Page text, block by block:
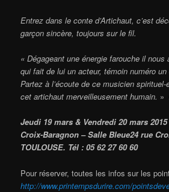
Entrez dans le conte d’Artichaut, c’est
garçon sincère, toujours sur le fil.
« Dégageant une énergie farouche il
qui fait de lui un acteur, témoin numéro
Partez à l’écoute de ce musicien
cet artichaut merveilleusement humain. »
Jeudi 19 mars & Vendredi 20 mars
Croix-Baragnon – Salle Bleue24 rue
TOULOUSE. Tél : 05 62 27 60 60
Pour réserver, toutes les infos sur les
http://www.printempsdurire.com/